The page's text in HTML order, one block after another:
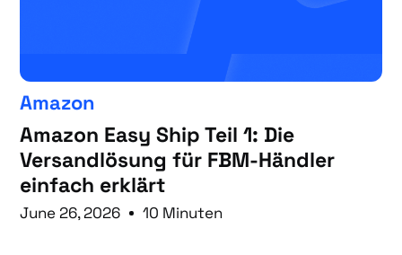
Amazon
Amazon Easy Ship Teil 1: Die
Versandlösung für FBM-Händler
einfach erklärt
June 26, 2026 10 Minuten